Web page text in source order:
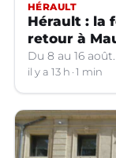
HÉRAULT
Hérault : la
retour à
Du 8 au 16 août.
il y a 13 h 1 min